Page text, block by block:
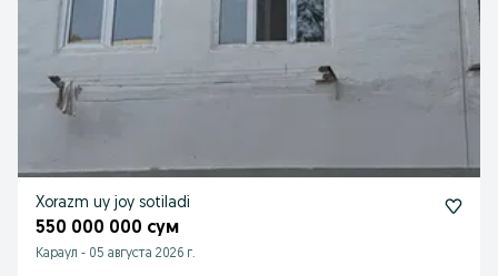
Xorazm uy joy sotiladi
550 000 000 сум
Караул - 05 августа 2026 г.